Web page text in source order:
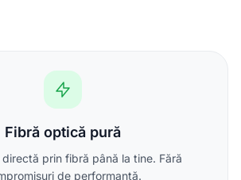
Fibră optică pură
directă prin fibră până la tine. Fără
de performanță.